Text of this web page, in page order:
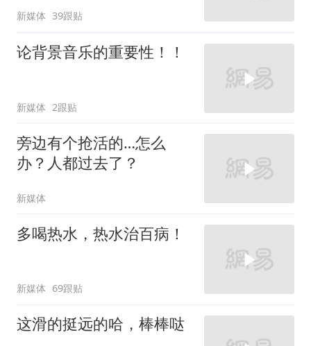
新媒体 39跟贴
论背景音乐的重要性！！
新媒体 2跟贴
旁边有个抢活的…怎么
办？人都过去了？
新媒体
多喝热水，热水治百病！
新媒体 69跟贴
这滑的挺远的哈，棒棒哒